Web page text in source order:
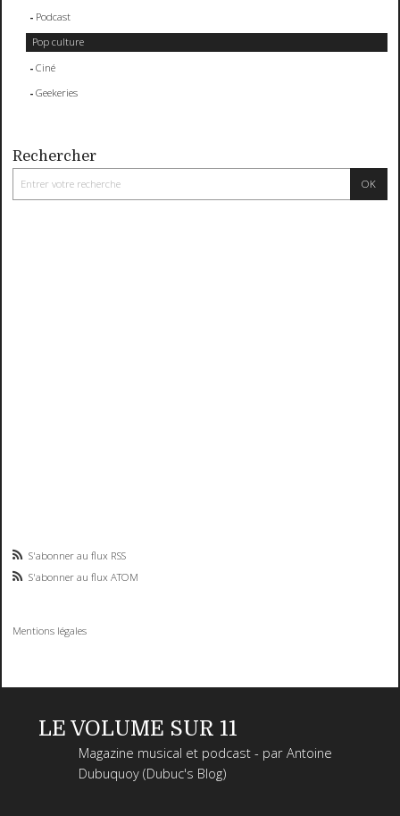
Podcast
Pop culture
Ciné
Geekeries
Rechercher
S'abonner au flux RSS
S'abonner au flux ATOM
Mentions légales
LE VOLUME SUR 11
Magazine musical et podcast - par Antoine
Dubuquoy (Dubuc's Blog)